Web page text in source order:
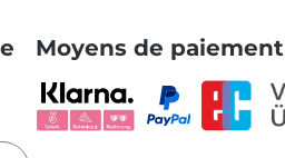
Moyens de paiement